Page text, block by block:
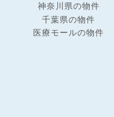
神奈川県の物件
千葉県の物件
医療モールの物件